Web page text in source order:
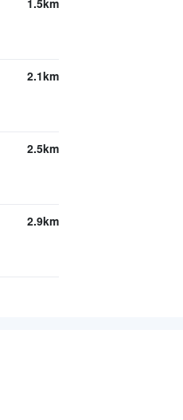
1.5km
2.1km
2.5km
2.9km